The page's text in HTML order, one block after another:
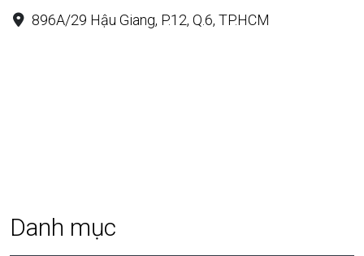
896A/29 Hậu Giang, P.12, Q.6, TP.HCM
Danh mục